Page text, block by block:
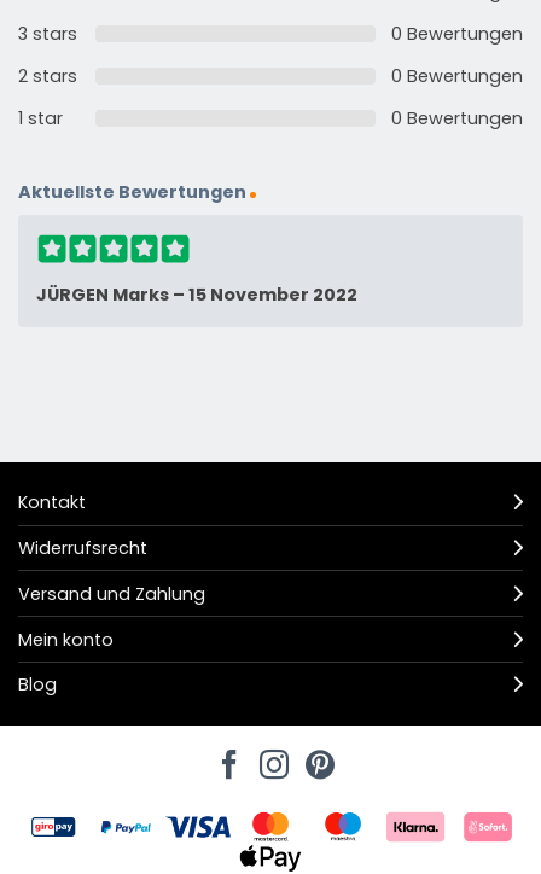
3 stars
0 Bewertungen
2 stars
0 Bewertungen
1 star
0 Bewertungen
Aktuellste Bewertungen
JÜRGEN Marks – 15 November 2022
Kontakt
Widerrufsrecht
Versand und Zahlung
Mein konto
Blog